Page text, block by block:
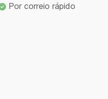
Por correio rápido